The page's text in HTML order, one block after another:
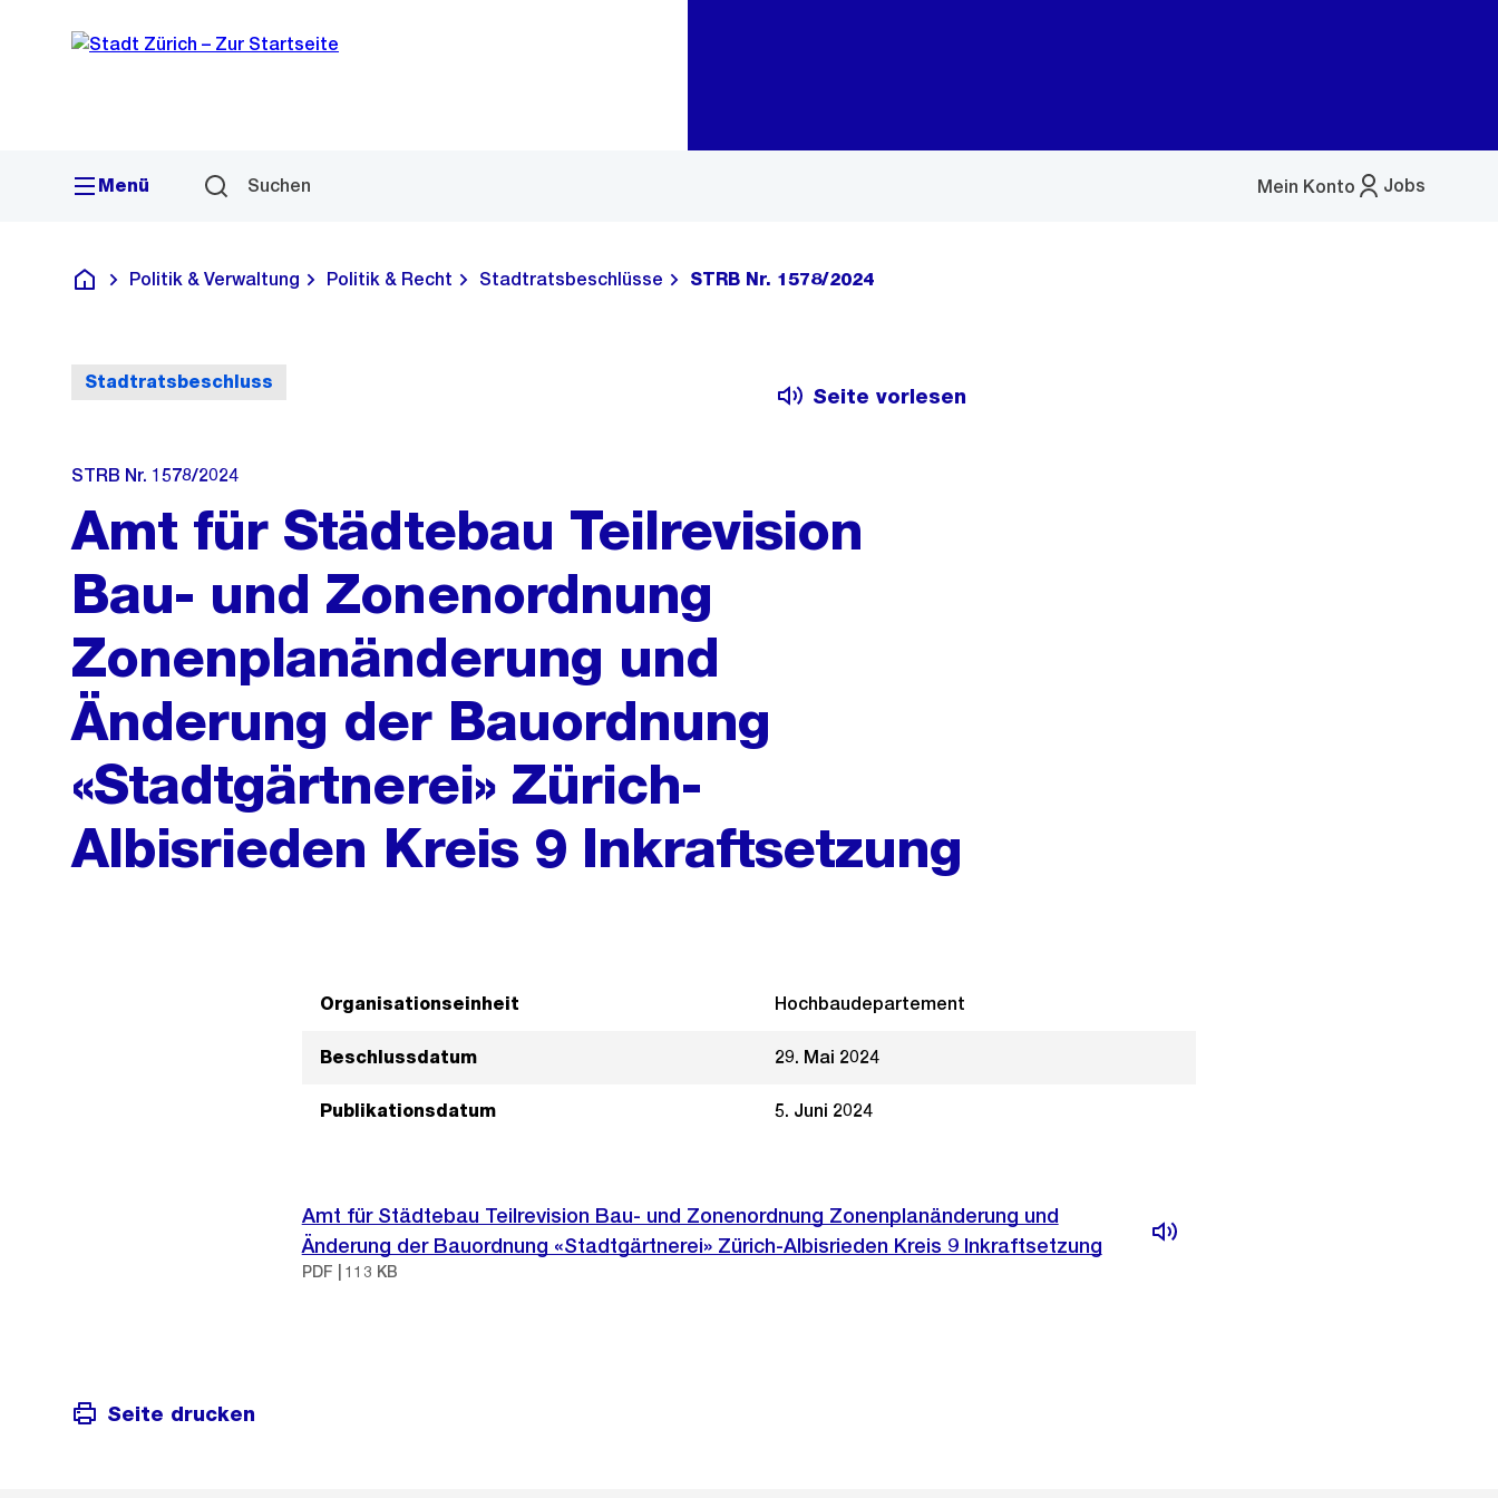
Navigation
Sprunglink
Menü Suchen Jobs
Mein Konto
Menü
Deutsch
Politik & Verwaltung Politik & Recht Stadtratsbeschlüsse STRB Nr. 1578/2024
Stadtratsbeschluss
Seite vorlesen
STRB Nr. 1578/2024
Amt für Städtebau Teilrevision
Bau- und Zonenordnung
Zonenplanänderung und
Änderung der Bauordnung
«Stadtgärtnerei» Zürich-
Albisrieden Kreis 9 Inkraftsetzung
Organisationseinheit Hochbaudepartement
Beschlussdatum 29. Mai 2024
Publikationsdatum 5. Juni 2024
Amt für Städtebau Teilrevision Bau- und Zonenordnung Zonenplanänderung und
Änderung der Bauordnung «Stadtgärtnerei» Zürich-Albisrieden Kreis 9 Inkraftsetzung
PDF | 113 KB
Seite drucken